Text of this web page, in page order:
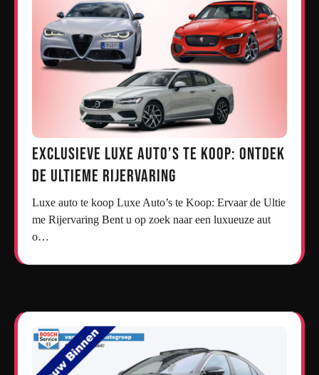
Exclusieve Luxe Auto’s te Koop: Ontdek
de Ultieme Rijervaring
Luxe auto te koop Luxe Auto’s te Koop: Ervaar de Ultie
me Rijervaring Bent u op zoek naar een luxueuze aut
o…